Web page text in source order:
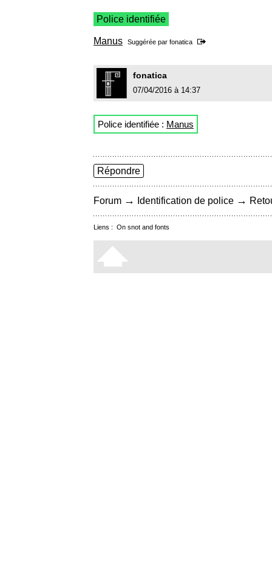
Police identifiée
Manus Suggérée par fonatica
fonatica
07/04/2016 à 14:37
Police identifiée : Manus
Répondre
Forum → Identification de police →
Liens : On snot and fonts